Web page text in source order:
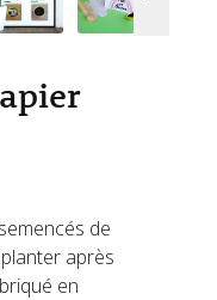
de
après
en